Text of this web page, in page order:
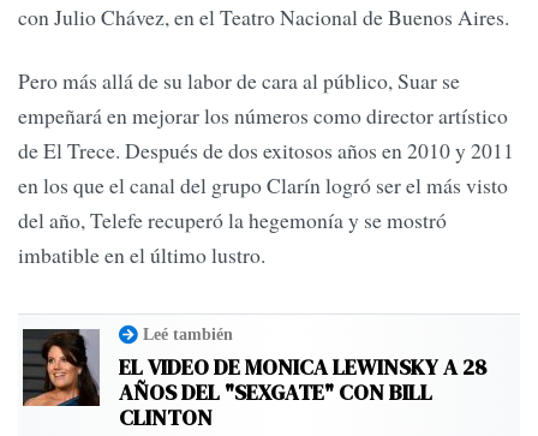
con Julio Chávez, en el Teatro Nacional de Buenos Aires.
Pero más allá de su labor de cara al público, Suar se
empeñará en mejorar los números como director artístico
de El Trece. Después de dos exitosos años en 2010 y 2011
en los que el canal del grupo Clarín logró ser el más visto
del año, Telefe recuperó la hegemonía y se mostró
imbatible en el último lustro.
Leé también
EL VIDEO DE MONICA LEWINSKY A 28
AÑOS DEL "SEXGATE" CON BILL
CLINTON